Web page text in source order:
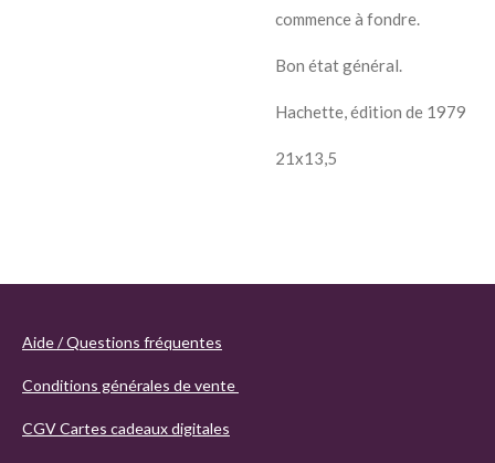
commence à fondre.
Bon état général.
Hachette, édition de 1979
21x13,5
Aide / Questions fréquentes
Conditions générales de vente
CGV Cartes cadeaux digitales